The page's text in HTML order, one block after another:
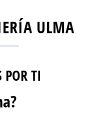
ULMA
POR TI